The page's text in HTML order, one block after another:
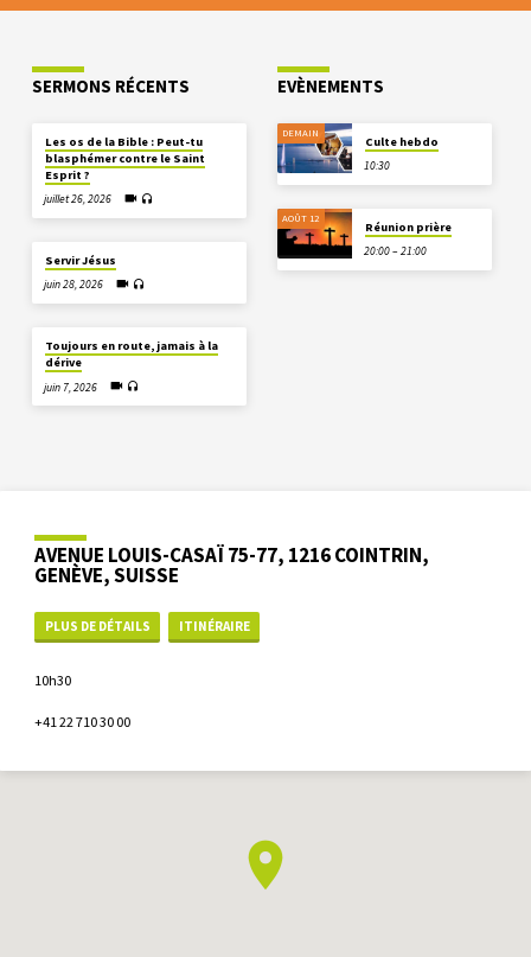
SERMONS RÉCENTS
Les os de la Bible : Peut-tu
blasphémer contre le Saint
Esprit ?
juillet 26, 2026
Servir Jésus
juin 28, 2026
Toujours en route, jamais à la
dérive
juin 7, 2026
EVÈNEMENTS
DEMAIN
Culte hebdo
10:30
AOÛT 12
Réunion prière
20:00 – 21:00
AVENUE LOUIS-CASAÏ 75-77, 1216 COINTRIN,
GENÈVE, SUISSE
PLUS DE DÉTAILS ITINÉRAIRE
10h30
+41 22 710 30 00